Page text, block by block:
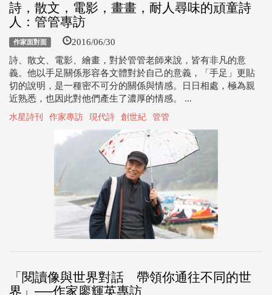
詩，散文，電影，畫畫，耐人尋味的頑童詩
人：管管專訪
作家面對面 2016/06/30
詩、散文、電影、繪畫，對於管管老師來說，皆有非凡的意
義。他以手足關係形容各文體對於自己的意義，「手足」更貼
切的說明，是一種密不可分的關係與情感。日日相處，極為親
近熟悉，也因此對他們產生了濃厚的情感。 ...
水星詩刊 作家專訪 現代詩 創世紀 管管
「閱讀像與世界對話 帶領你通往不同的世
界」──作家廖輝英專訪